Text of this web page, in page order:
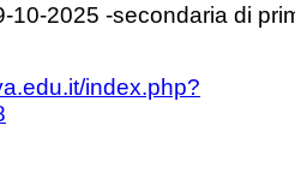
10-2025 -secondaria di
index.php?